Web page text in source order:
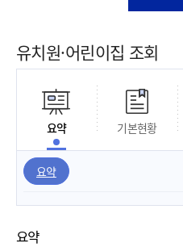
유치원·어린이집 조회
요약 기본현황
요약
요약